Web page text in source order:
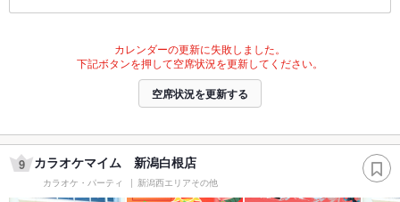
カレンダーの更新に失敗しました。
下記ボタンを押して空席状況を更新してください。
空席状況を更新する
9 カラオケマイム 新潟白根店
カラオケ・パーティ 新潟西エリアその他